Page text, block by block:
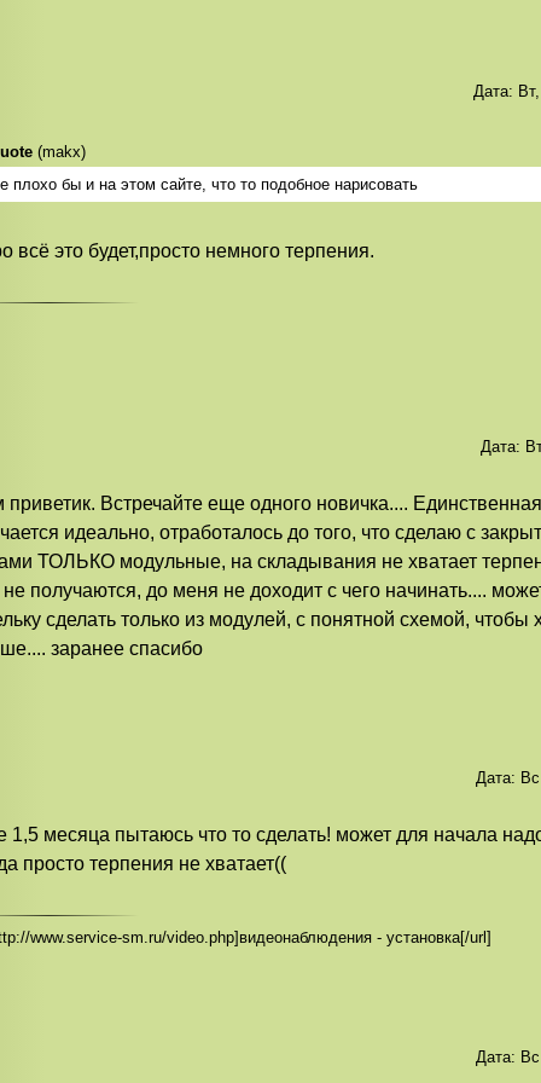
Дата:
(makx)
плохо бы и на этом сайте, что то подобное нарисовать
всё это будет,просто немного терпения.
Дата:
приветик. Встречайте еще одного новичка....
идеально, отработалось до того, что сделаю с
ТОЛЬКО модульные, на складывания не хватает
не получаются, до меня не доходит с чего начинать....
сделать только из модулей, с понятной схемой, чтобы
заранее спасибо
Дата:
1,5 месяца пытаюсь что то сделать! может для начала
просто терпения не хватает((
www.service-sm.ru/video.php]видеонаблюдения - установка[/url]
Дата: